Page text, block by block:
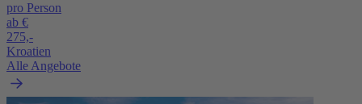
pro Person
ab €
275,-
Kroatien
Alle Angebote